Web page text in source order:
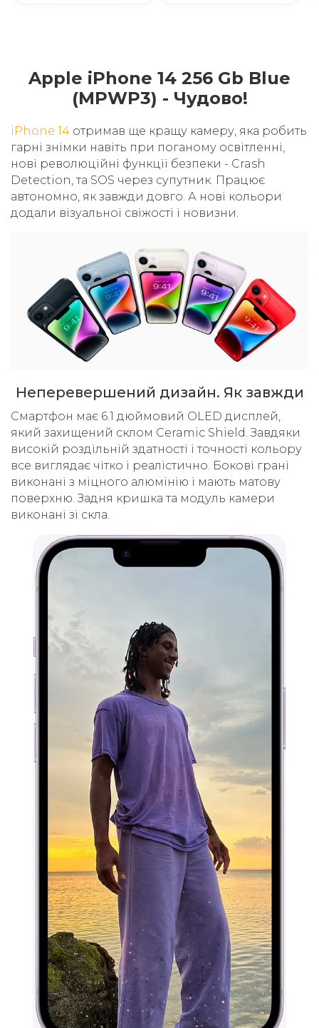
Apple iPhone 14 256 Gb Blue
(MPWP3) - Чудово!
iPhone 14 отримав ще кращу камеру, яка робить
гарні знімки навіть при поганому освітленні,
нові революційні функції безпеки - Crash
Detection, та SOS через супутник. Працює
автономно, як завжди довго. А нові кольори
додали візуальної свіжості і новизни.
Неперевершений дизайн. Як завжди
Смартфон має 6.1 дюймовий OLED дисплей,
який захищений склом Ceramic Shield. Завдяки
високій роздільній здатності і точності кольору
все виглядає чітко і реалістично. Бокові грані
виконані з міцного алюмінію і мають матову
поверхню. Задня кришка та модуль камери
виконані зі скла.